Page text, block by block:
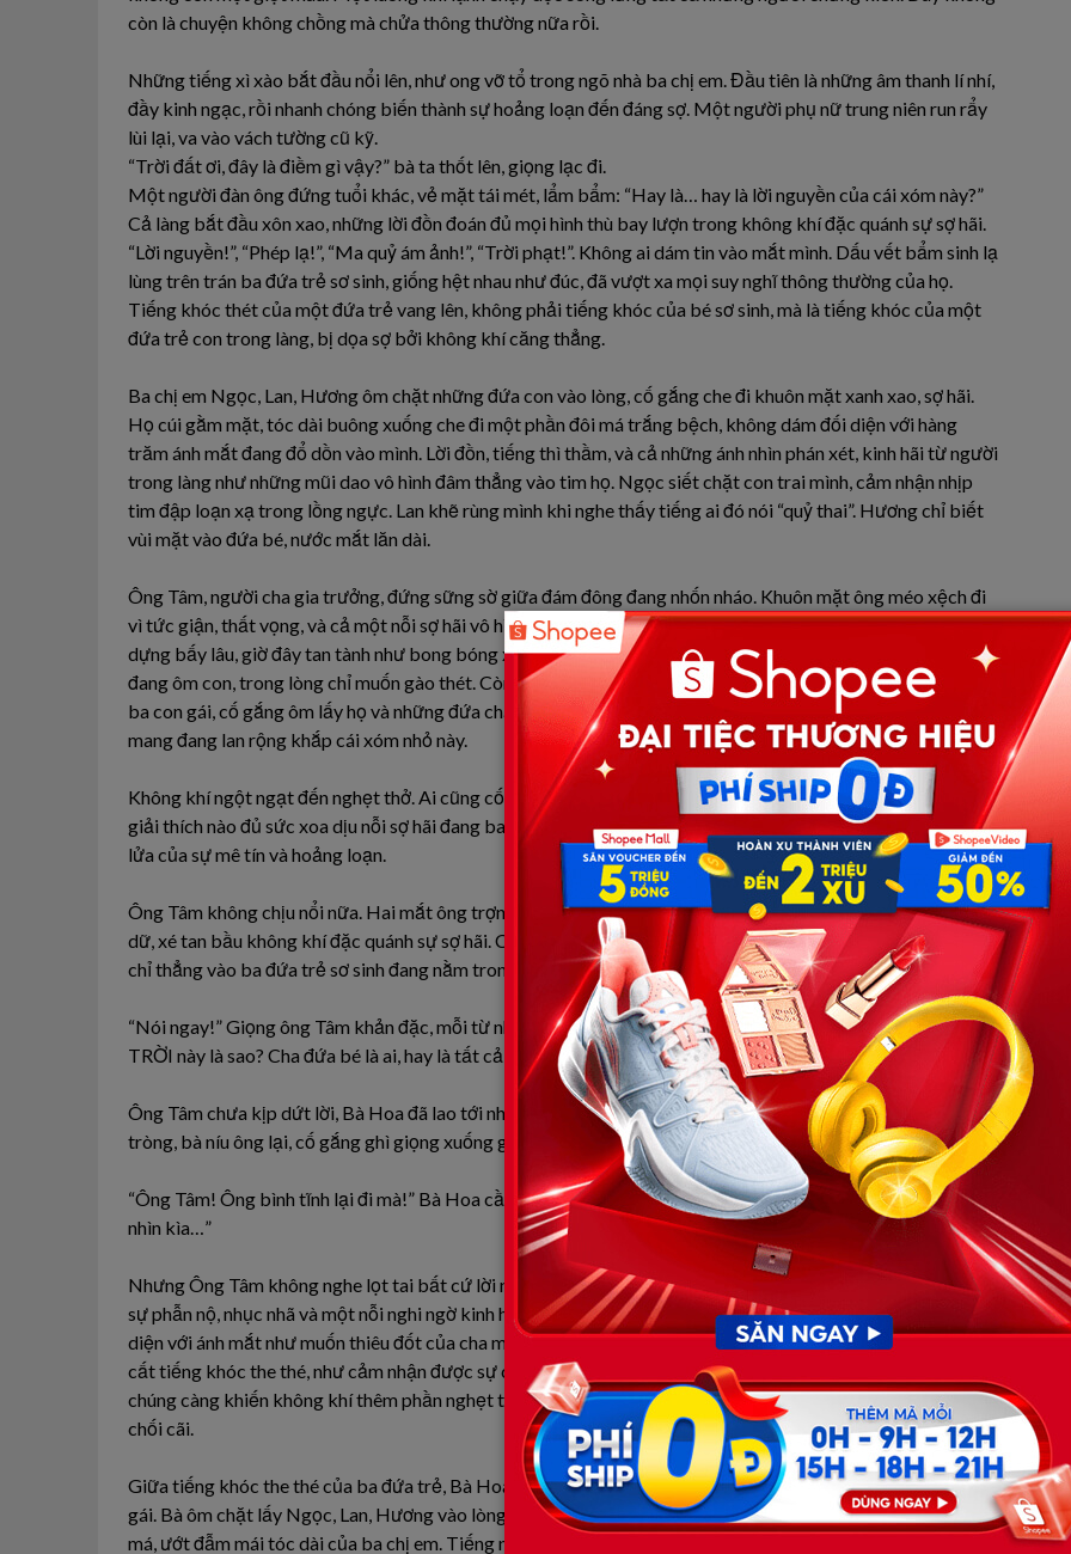
còn là chuyện không chồng mà chửa thông thường nữa rồi.
Những tiếng xì xào bắt đầu nổi lên, như ong vỡ tổ trong ngõ nhà ba chị em. Đầu tiên là những âm thanh lí nhí,
đầy kinh ngạc, rồi nhanh chóng biến thành sự hoảng loạn đến đáng sợ. Một người phụ nữ trung niên run rẩy
lùi lại, va vào vách tường cũ kỹ.
“Trời đất ơi, đây là điềm gì vậy?” bà ta thốt lên, giọng lạc đi.
Một người đàn ông đứng tuổi khác, vẻ mặt tái mét, lẩm bẩm: “Hay là… hay là lời nguyền của cái xóm này?”
Cả làng bắt đầu xôn xao, những lời đồn đoán đủ mọi hình thù bay lượn trong không khí đặc quánh sự sợ hãi.
“Lời nguyền!”, “Phép lạ!”, “Ma quỷ ám ảnh!”, “Trời phạt!”. Không ai dám tin vào mắt mình. Dấu vết bẩm sinh lạ
lùng trên trán ba đứa trẻ sơ sinh, giống hệt nhau như đúc, đã vượt xa mọi suy nghĩ thông thường của họ.
Tiếng khóc thét của một đứa trẻ vang lên, không phải tiếng khóc của bé sơ sinh, mà là tiếng khóc của một
đứa trẻ con trong làng, bị dọa sợ bởi không khí căng thẳng.
Ba chị em Ngọc, Lan, Hương ôm chặt những đứa con vào lòng, cố gắng che đi khuôn mặt xanh xao, sợ hãi.
Họ cúi gằm mặt, tóc dài buông xuống che đi một phần đôi má trắng bệch, không dám đối diện với hàng
trăm ánh mắt đang đổ dồn vào mình. Lời đồn, tiếng thì thầm, và cả những ánh nhìn phán xét, kinh hãi từ người
trong làng như những mũi dao vô hình đâm thẳng vào tim họ. Ngọc siết chặt con trai mình, cảm nhận nhịp
tim đập loạn xạ trong lồng ngực. Lan khẽ rùng mình khi nghe thấy tiếng ai đó nói “quỷ thai”. Hương chỉ biết
vùi mặt vào đứa bé, nước mắt lăn dài.
Ông Tâm, người cha gia trưởng, đứng sững sờ giữa đám đông đang nhốn nháo. Khuôn mặt ông méo xệch đi
vì tức giận, thất vọng, và cả một nỗi sợ hãi vô hình. Danh dự gia đình, cái tiếng thơm mà ông cố gắng gầy
dựng bấy lâu, giờ đây tan tành như bong bóng xà phòng. Ông nghiến răng, trừng mắt nhìn ba cô con gái
đang ôm con, trong lòng chỉ muốn gào thét. Còn Bà Hoa, nước mắt đã lưng tròng, bà chỉ biết chạy đến bên
ba con gái, cố gắng ôm lấy họ và những đứa cháu, nhưng bà cũng không thể làm gì trước làn sóng hoang
mang đang lan rộng khắp cái xóm nhỏ này.
Không khí ngột ngạt đến nghẹt thở. Ai cũng cố gắng giải thích điều kỳ lạ đang diễn ra, nhưng không một lời
giải thích nào đủ sức xoa dịu nỗi sợ hãi đang bao trùm. Cái xóm nhỏ yên bình bỗng chốc hóa thành một chảo
lửa của sự mê tín và hoảng loạn.
Ông Tâm không chịu nổi nữa. Hai mắt ông trợn ngược, gân xanh nổi đầy trán. Ông gầm lên một tiếng giận
dữ, xé tan bầu không khí đặc quánh sự sợ hãi. Cả cái xóm giật mình, những lời xì xào vụt tắt. Tay ông run rẩy
chỉ thẳng vào ba đứa trẻ sơ sinh đang nằm trong vòng tay Ngọc, Lan, Hương.
“Nói ngay!” Giọng ông Tâm khản đặc, mỗi từ như muốn văng ra khỏi cổ họng. “Rốt cuộc cái chuyện ĐỘNG
TRỜI này là sao? Cha đứa bé là ai, hay là tất cả đều…”
Ông Tâm chưa kịp dứt lời, Bà Hoa đã lao tới như một mũi tên, ôm chặt lấy cánh tay ông. Nước mắt lưng
tròng, bà níu ông lại, cố gắng ghì giọng xuống giữa những tiếng nức nở.
“Ông Tâm! Ông bình tĩnh lại đi mà!” Bà Hoa cầu xin, khuôn mặt nhăn nhó vì tuyệt vọng. “Mọi người đang
nhìn kìa…”
Nhưng Ông Tâm không nghe lọt tai bất cứ lời nào. Đôi mắt ông vẫn ghim chặt vào ba cô con gái, chứa đầy
sự phẫn nộ, nhục nhã và một nỗi nghi ngờ kinh hoàng. Ngọc, Lan, Hương vẫn cúi gằm mặt, không dám đối
diện với ánh mắt như muốn thiêu đốt của cha mình. Ba đứa trẻ sơ sinh trong lòng các cô bất ngờ đồng loạt
cất tiếng khóc the thé, như cảm nhận được sự căng thẳng tột độ đang bao trùm. Tiếng khóc non nớt của
chúng càng khiến không khí thêm phần nghẹt thở, như một lời nhắc nhở phũ phàng về sự thật không thể
chối cãi.
Giữa tiếng khóc the thé của ba đứa trẻ, Bà Hoa đột ngột buông tay Ông Tâm, lao nhanh đến chỗ ba cô con
gái. Bà ôm chặt lấy Ngọc, Lan, Hương vào lòng, tấm lưng gầy run lên bần bật. Nước mắt lã chã tuôn rơi trên
má, ướt đẫm mái tóc dài của ba chị em. Tiếng nức nở của bà nghẹn lại trong cổ họng, cố gắng thì thầm đủ